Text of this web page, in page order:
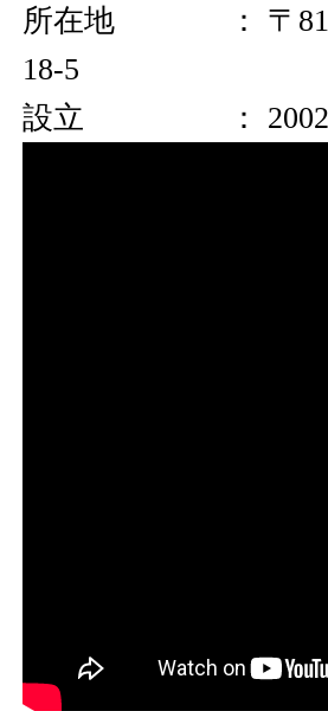
所在地 ： 〒810-
18-5
設立 ： 2002年